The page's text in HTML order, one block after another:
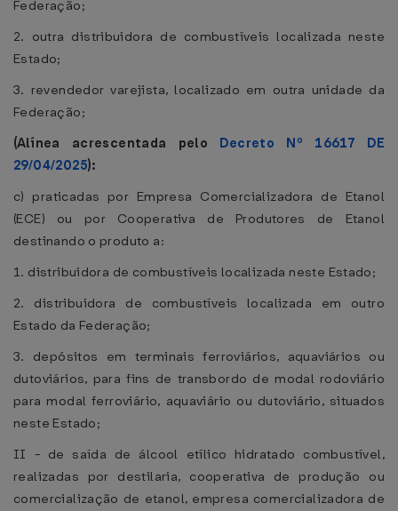
Federação;
2. outra distribuidora de combustíveis localizada neste
Estado;
3. revendedor varejista, localizado em outra unidade da
Federação;
(Alínea acrescentada pelo Decreto Nº 16617 DE
29/04/2025):
c) praticadas por Empresa Comercializadora de Etanol
(ECE) ou por Cooperativa de Produtores de Etanol
destinando o produto a:
1. distribuidora de combustíveis localizada neste Estado;
2. distribuidora de combustíveis localizada em outro
Estado da Federação;
3. depósitos em terminais ferroviários, aquaviários ou
dutoviários, para fins de transbordo de modal rodoviário
para modal ferroviário, aquaviário ou dutoviário, situados
neste Estado;
II - de saída de álcool etílico hidratado combustível,
realizadas por destilaria, cooperativa de produção ou
comercialização de etanol, empresa comercializadora de